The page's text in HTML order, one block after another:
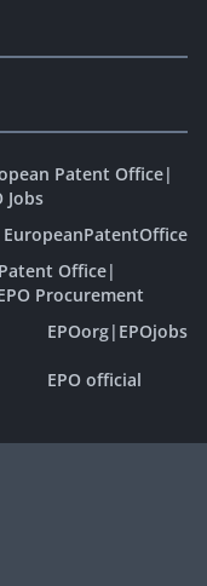
Patent Office|
Jobs
EuropeanPatentOffice
Office|
Procurement
EPOorg| EPOjobs
EPO official